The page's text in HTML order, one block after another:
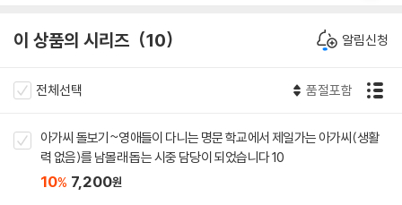
이 상품의 시리즈 10 알림신청
전체선택 품절포함
아가씨 돌보기~영애들이 다니는 명문 학교에서 제일가는 아가씨(생활
력 없음)를 남몰래 돕는 시중 담당이 되었습니다 10
10% 7,200원